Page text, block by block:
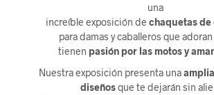
una
increíble exposición de chaquetas de
para damas y caballeros que adoran
tienen pasión por las motos y
Nuestra exposición presenta una
diseñosque te dejarán sin